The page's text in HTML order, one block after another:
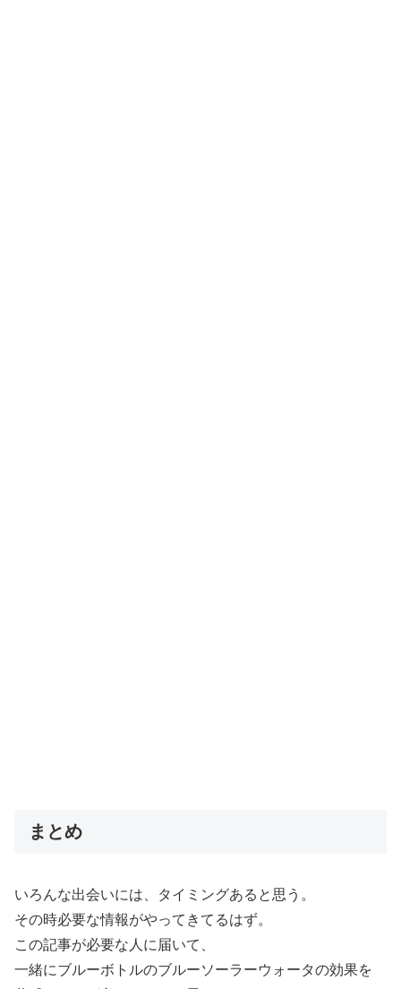
まとめ
いろんな出会いには、タイミングあると思う。
その時必要な情報がやってきてるはず。
この記事が必要な人に届いて、
一緒にブルーボトルのブルーソーラーウォータの効果を